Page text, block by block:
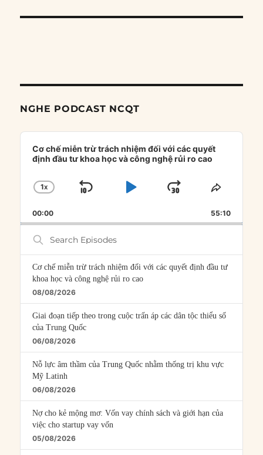
NGHE PODCAST NCQT
Audio
Player
Cơ chế miễn trừ trách nhiệm đối với các quyết
định đầu tư khoa học và công nghệ rủi ro cao
CHANGE
RATE
1X
SKIP
PLAYJUMP
FORWARD
SHARE
00:00 55:10
Search
Episodes
Cơ chế miễn trừ trách nhiệm đối với các quyết định đầu tư
khoa học và công nghệ rủi ro cao
08/08/2026
Giai đoạn tiếp theo trong cuộc trấn áp các dân tộc thiểu số
của Trung Quốc
06/08/2026
Nỗ lực âm thầm của Trung Quốc nhằm thống trị khu vực
Mỹ Latinh
06/08/2026
Nợ cho kẻ mộng mơ: Vốn vay chính sách và giới hạn của
việc cho startup vay vốn
05/08/2026